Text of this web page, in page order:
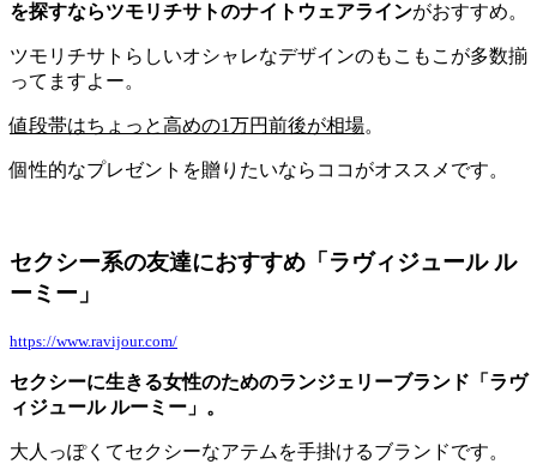
を探すならツモリチサトのナイトウェアラインがおすすめ。
ツモリチサトらしいオシャレなデザインのもこもこが多数揃
ってますよー。
値段帯はちょっと高めの1万円前後が相場。
個性的なプレゼントを贈りたいならココがオススメです。
セクシー系の友達におすすめ「ラヴィジュール ル
ーミー」
https://www.ravijour.com/
セクシーに生きる女性のためのランジェリーブランド「ラヴ
ィジュール ルーミー」。
大人っぽくてセクシーなアテムを手掛けるブランドです。